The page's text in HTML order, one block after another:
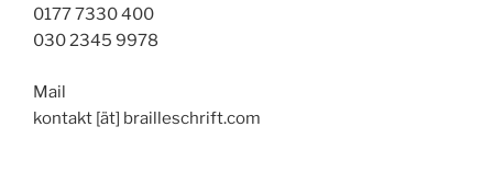
0177 7330 400
030 2345 9978
Mail
kontakt [ät] brailleschrift.com